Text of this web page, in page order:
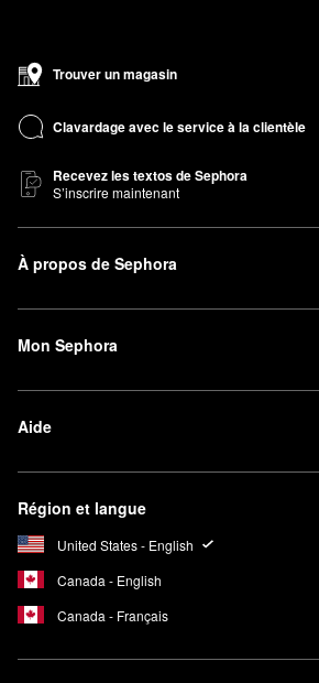
Trouver un magasin
Clavardage avec le service à la clientèle
Recevez les textos de Sephora
S’inscrire maintenant
À propos de Sephora
Mon Sephora
Aide
Région et langue
United States - English
Canada - English
Canada - Français